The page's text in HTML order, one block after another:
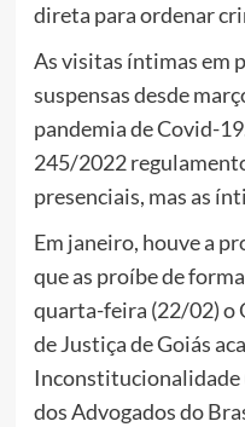
direta para ordenar
As visitas íntimas em
suspensas desde
pandemia de Covid-
245/2022
presenciais, mas as
Em janeiro, houve a
que as proíbe de
quarta-feira (22/02) o
de Justiça de Goiás
Inconstitucionalidade
dos Advogados do